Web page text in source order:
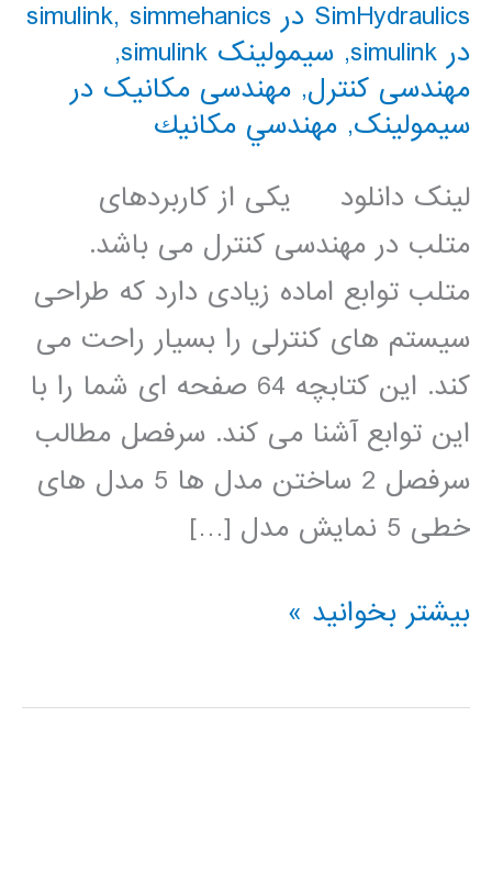
SimHydraulics در simulink
, simmehanics
در simulink
, سیمولینک simulink
,
مهندسی کنترل, مهندسی مکانیک در
سیمولینک, مهندسي مكانيك
لینک دانلود یکی از کاربردهای
متلب در مهندسی کنترل می باشد.
متلب توابع اماده زیادی دارد که طراحی
سیستم های کنترلی را بسیار راحت می
کند. این کتابچه 64 صفحه ای شما را با
این توابع آشنا می کند. سرفصل مطالب
سرفصل 2 ساختن مدل ها 5 مدل های
خطی 5 نمایش مدل […]
جزوه
سیستم
بیشتر بخوانید »